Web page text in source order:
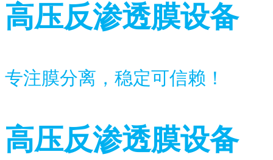
高压反渗透膜设备
专注膜分离，稳定可信赖！
高压反渗透膜设备